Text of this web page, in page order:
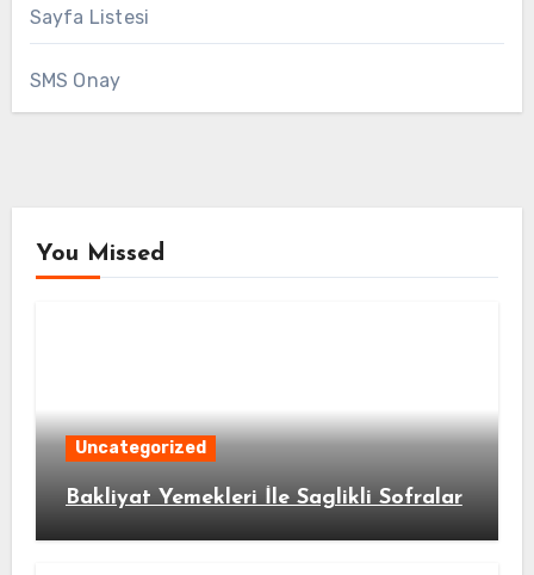
Sayfa Listesi
SMS Onay
You Missed
Uncategorized
Bakliyat Yemekleri İle Saglikli Sofralar